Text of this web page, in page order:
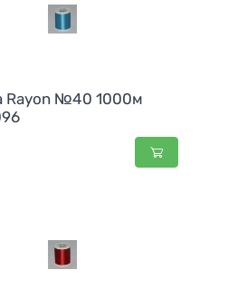
Rayon №40 1000м